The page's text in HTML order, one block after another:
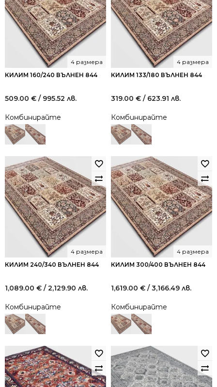
КИЛИМ 160/240 ВЪЛНЕН 844
4 размера
509.00 € / 995.52 лв.
Комбинирайте
КИЛИМ 133/180 ВЪЛНЕН 844
4 размера
319.00 € / 623.91 лв.
Комбинирайте
КИЛИМ 240/340 ВЪЛНЕН 844
4 размера
1,089.00 € / 2,129.90 лв.
Комбинирайте
КИЛИМ 300/400 ВЪЛНЕН 844
4 размера
1,619.00 € / 3,166.49 лв.
Комбинирайте